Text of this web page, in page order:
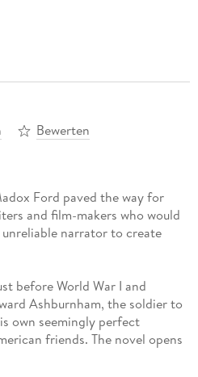
Bewerten
Ford paved the way for
and film-makers who would
narrator to create
before World War I and
Ashburnham, the soldier to
own seemingly perfect
friends. The novel opens